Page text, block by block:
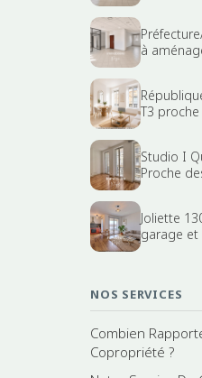
à
T3
Studio I
Proche
Joliette
garage et
NOS SERVICES
Combien
Copropriété ?